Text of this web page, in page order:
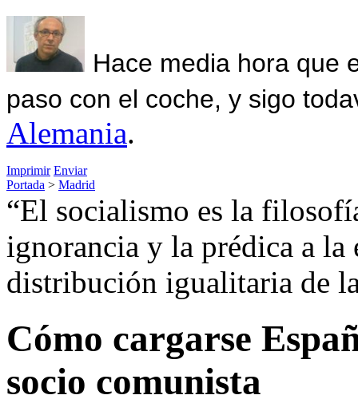
Hace media hora que
paso con el coche, y sigo
Alemania.
Imprimir Enviar
Portada > Madrid
“El socialismo es la
ignorancia y la prédica a
distribución igualitaria de
Cómo cargarse
socio comunista